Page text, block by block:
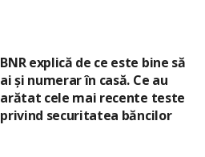
BNR explică de ce este bine să
ai și numerar în casă. Ce au
arătat cele mai recente teste
privind securitatea băncilor